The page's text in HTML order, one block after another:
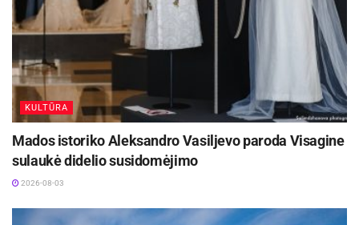
KULTŪRA
Mados istoriko Aleksandro Vasiljevo paroda Visagine
sulaukė didelio susidomėjimo
2026-08-03